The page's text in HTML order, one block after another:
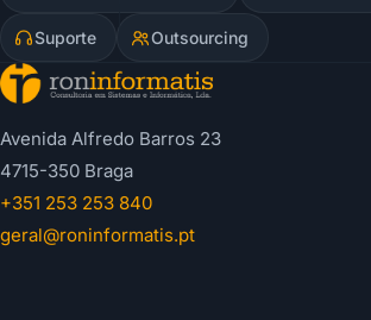
Suporte Outsourcing
Avenida Alfredo Barros 23
4715-350 Braga
+351 253 253 840
geral@roninformatis.pt